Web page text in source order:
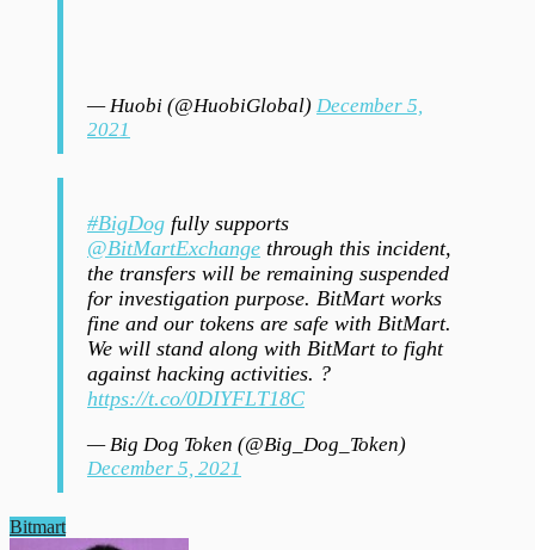
— Huobi (@HuobiGlobal) December 5,
2021
#BigDog fully supports
@BitMartExchange through this incident,
the transfers will be remaining suspended
for investigation purpose. BitMart works
fine and our tokens are safe with BitMart.
We will stand along with BitMart to fight
against hacking activities. ?
https://t.co/0DIYFLT18C
— Big Dog Token (@Big_Dog_Token)
December 5, 2021
Bitmart